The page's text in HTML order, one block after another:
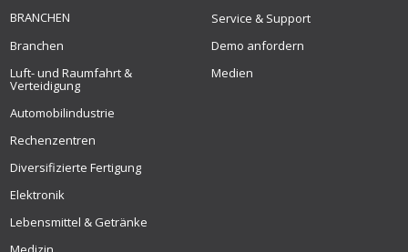
BRANCHEN
Branchen
Luft- und Raumfahrt &
Verteidigung
Automobilindustrie
Rechenzentren
Diversifizierte Fertigung
Elektronik
Lebensmittel & Getränke
Service & Support
Demo anfordern
Medien